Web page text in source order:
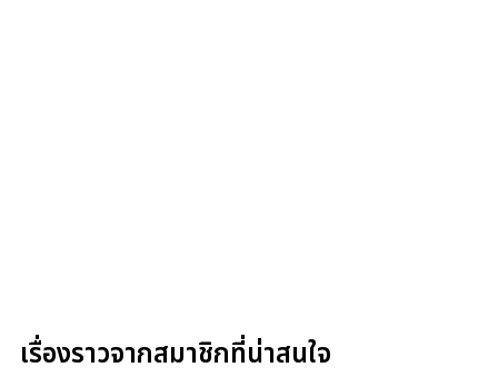
เรื่องราวจากสมาชิกที่น่าสนใจ